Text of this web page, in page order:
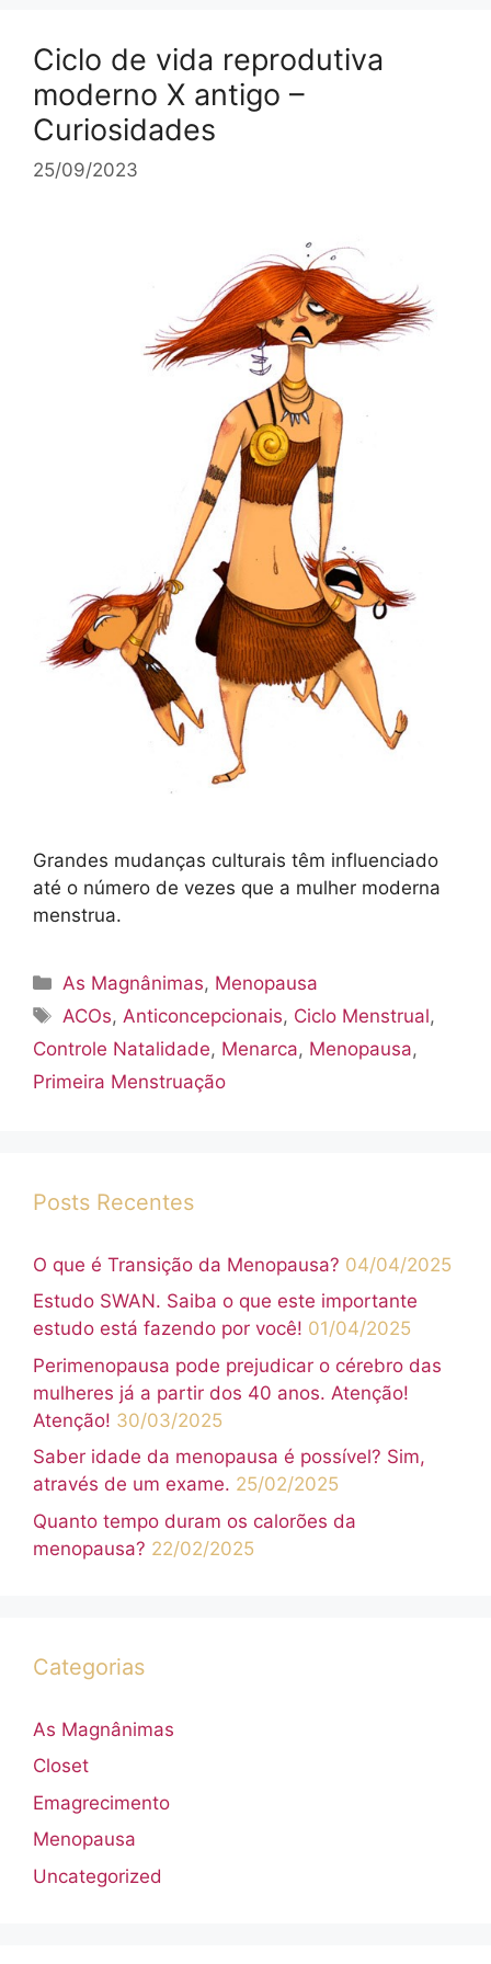
Ciclo de vida reprodutiva
moderno X antigo –
Curiosidades
25/09/2023
Grandes mudanças culturais têm influenciado
até o número de vezes que a mulher moderna
menstrua.
Categorias
As Magnânimas, Menopausa
Tags
ACOs, Anticoncepcionais, Ciclo Menstrual,
Controle Natalidade, Menarca, Menopausa,
Primeira Menstruação
Posts Recentes
O que é Transição da Menopausa? 04/04/2025
Estudo SWAN. Saiba o que este importante
estudo está fazendo por você! 01/04/2025
Perimenopausa pode prejudicar o cérebro das
mulheres já a partir dos 40 anos. Atenção!
Atenção! 30/03/2025
Saber idade da menopausa é possível? Sim,
através de um exame. 25/02/2025
Quanto tempo duram os calorões da
menopausa? 22/02/2025
Categorias
As Magnânimas
Closet
Emagrecimento
Menopausa
Uncategorized